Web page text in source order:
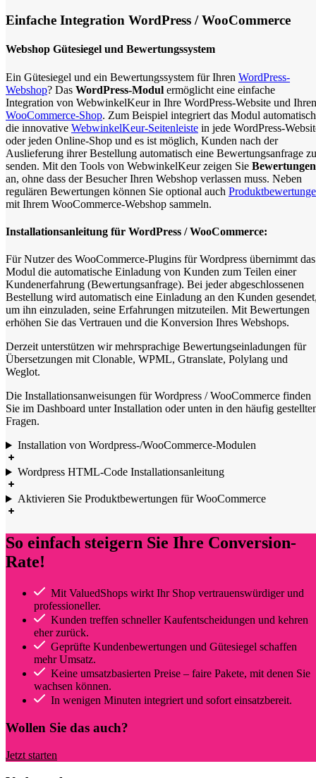
Einfache Integration WordPress / WooCommerce
Webshop Gütesiegel und Bewertungssystem
Ein Gütesiegel und ein Bewertungssystem für Ihren WordPress-
Webshop? Das WordPress-Modul ermöglicht eine einfache
Integration von WebwinkelKeur in Ihre WordPress-Website und Ihren
WooCommerce-Shop. Zum Beispiel integriert das Modul automatisch
die innovative WebwinkelKeur-Seitenleiste in jede WordPress-
oder jeden Online-Shop und es ist möglich, Kunden nach der
Auslieferung ihrer Bestellung automatisch eine Bewertungsanfrage zu
senden. Mit den Tools von WebwinkelKeur zeigen Sie Bewertungen
an, ohne dass der Besucher Ihren Webshop verlassen muss. Neben
regulären Bewertungen können Sie optional auch
mit Ihrem WooCommerce-Webshop sammeln.
Installationsanleitung für WordPress / WooCommerce:
Für Nutzer des WooCommerce-Plugins für Wordpress übernimmt das
Modul die automatische Einladung von Kunden zum Teilen einer
Kundenerfahrung (Bewertungsanfrage). Bei jeder abgeschlossenen
Bestellung wird automatisch eine Einladung an den Kunden
um ihn einzuladen, seine Erfahrungen mitzuteilen. Mit Bewertungen
erhöhen Sie das Vertrauen und die Konversion Ihres Webshops.
Derzeit unterstützen wir mehrsprachige Bewertungseinladungen für
Übersetzungen mit Clonable, WPML, Gtranslate, Polylang und
Weglot.
Die Installationsanweisungen für Wordpress / WooCommerce finden
Sie im Dashboard unter Installation oder unten in den häufig
Fragen.
Installation von Wordpress-/WooCommerce-Modulen
Wordpress HTML-Code Installationsanleitung
Aktivieren Sie Produktbewertungen für WooCommerce
So einfach steigern Sie Ihre Conversion-
Rate!
Mit ValuedShops wirkt Ihr Shop vertrauenswürdiger und
professioneller.
Kunden treffen schneller Kaufentscheidungen und kehren
eher zurück.
Geprüfte Kundenbewertungen und Gütesiegel schaffen
mehr Umsatz.
Keine umsatzbasierten Preise – faire Pakete, mit denen Sie
wachsen können.
In wenigen Minuten integriert und sofort einsatzbereit.
Wollen Sie das auch?
Jetzt starten